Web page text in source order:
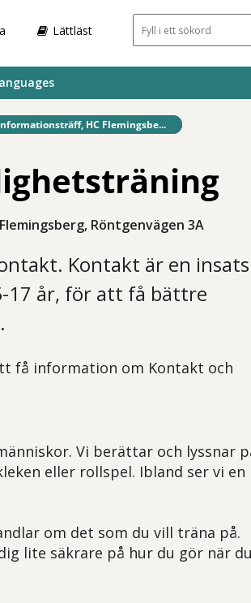
Lättläst Sökfält
HC Flemingsbe...
Röntgenvägen 3A
Kontakt är en
17 år, för att få bättre
få information om Kontakt och
Vi berättar och lyssnar
eller rollspel. Ibland ser vi en
om det som du vill träna på.
lite säkrare på hur du gör när